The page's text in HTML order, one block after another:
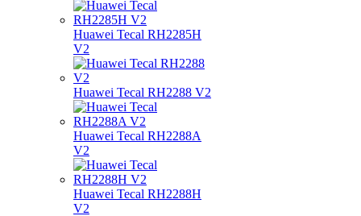
Huawei Tecal RH2285H
V2
Huawei Tecal RH2288 V2
Huawei Tecal RH2288A
V2
Huawei Tecal RH2288H
V2